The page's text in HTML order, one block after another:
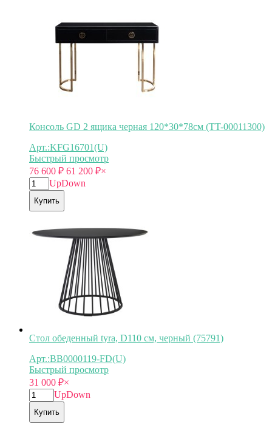
Консоль GD 2 ящика черная 120*30*78см (TT-00011300)
Арт.:KFG16701(U)
Быстрый просмотр
76 600 ₽ 61 200 ₽×
UpDown
Купить
Стол обеденный tyra, D110 см, черный (75791)
Арт.:BB0000119-FD(U)
Быстрый просмотр
31 000 ₽×
UpDown
Купить